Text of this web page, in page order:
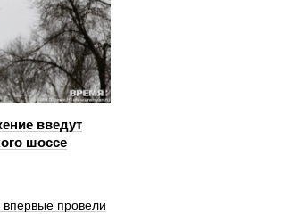
введут
шоссе
впервые провели